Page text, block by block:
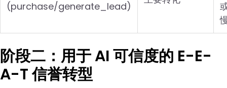
(purchase/generate_lead)
阶段二：用于 AI 可信度的 E-E-
A-T 信誉转型